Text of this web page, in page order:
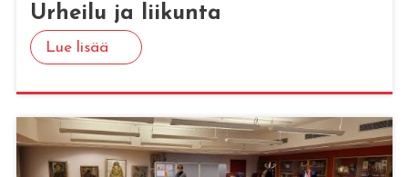
Ur­hei­lu ja lii­kun­ta
Lue lisää